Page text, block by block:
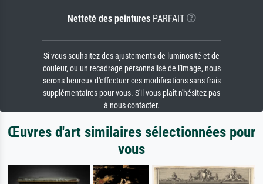
Netteté des peinturesPARFAIT
Si vous souhaitez des ajustements de luminosité et de
couleur, ou un recadrage personnalisé de l'image, nous
serons heureux d'effectuer ces modifications sans frais
supplémentaires pour vous. S'il vous plaît n'hésitez pas
à nous contacter.
Œuvres d'art similaires sélectionnées pour
vous